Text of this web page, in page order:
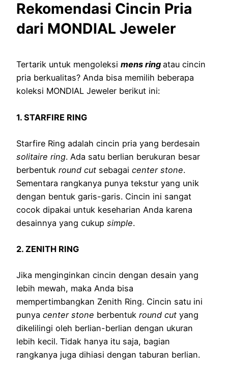
Rekomendasi Cincin Pria
dari MONDIAL Jeweler
Tertarik untuk mengoleksi mens ring atau cincin
pria berkualitas? Anda bisa memilih beberapa
koleksi MONDIAL Jeweler berikut ini:
1. STARFIRE RING
Starfire Ring adalah cincin pria yang berdesain
solitaire ring. Ada satu berlian berukuran besar
berbentuk round cut sebagai center stone.
Sementara rangkanya punya tekstur yang unik
dengan bentuk garis-garis. Cincin ini sangat
cocok dipakai untuk keseharian Anda karena
desainnya yang cukup simple.
2. ZENITH RING
Jika menginginkan cincin dengan desain yang
lebih mewah, maka Anda bisa
mempertimbangkan Zenith Ring. Cincin satu ini
punya center stone berbentuk round cut yang
dikelilingi oleh berlian-berlian dengan ukuran
lebih kecil. Tidak hanya itu saja, bagian
rangkanya juga dihiasi dengan taburan berlian.